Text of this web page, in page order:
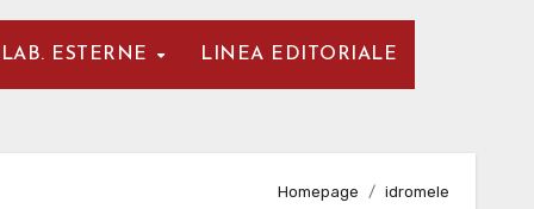
ESTERNE LINEA EDITORIALE
Homepage idromele